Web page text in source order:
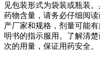
见包装形式为袋装或瓶装
药物含量，请务必仔细阅
产厂家和规格，剂量可能
明书的指示服用。了解清
次的用量，保证用药安全。